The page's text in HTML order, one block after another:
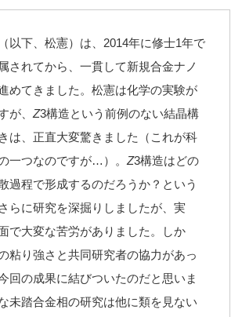
以下、松憲）は、2014年に修士1年で
されてから、一貫して新規合金ナノ
めてきました。松憲は化学の実験が
が、 Z3構造という前例のない結晶構
は、正直大変驚きました（これが科
一つなのですが…）。 Z3構造はどの
過程で形成するのだろうか？という
らに研究を深掘りしましたが、実
で大変な苦労がありました。しか
粘り強さと共同研究者の協力があっ
回の成果に結びついたのだと思いま
未踏合金相の研究は他に類を見ない